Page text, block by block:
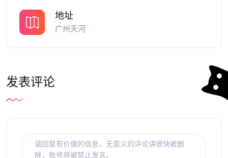
地址
广州天河
发表评论